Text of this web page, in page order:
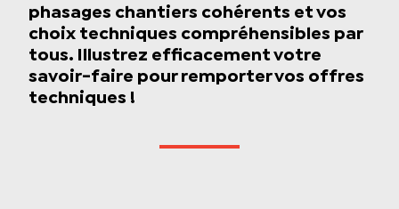
phasages chantiers cohérents et vos
choix techniques compréhensibles par
tous. Illustrez efficacement votre
savoir-faire pour remporter vos offres
techniques !